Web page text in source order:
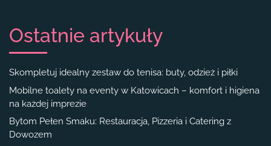
Ostatnie artykuły
Skompletuj idealny zestaw do tenisa: buty, odzież i piłki
Mobilne toalety na eventy w Katowicach – komfort i higiena
na każdej imprezie
Bytom Pełen Smaku: Restauracja, Pizzeria i Catering z
Dowozem